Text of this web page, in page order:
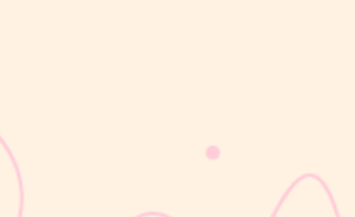
yang dimulai sejak bayi lahir hingga organ reproduksi kembali
seperti sebelum hamil. Selama masa ini, tubuh Moms akan
mengalami berbagai perubahan, mulai dari rahim yang berangsur